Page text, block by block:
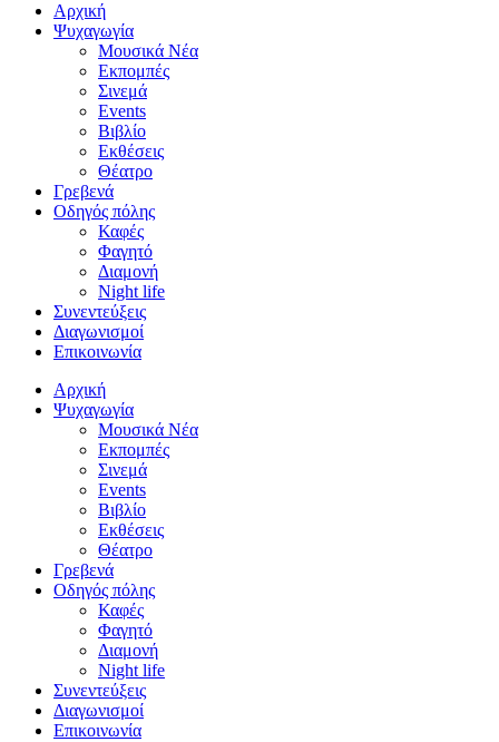
Αρχική
Ψυχαγωγία
Μουσικά Νέα
Εκπομπές
Σινεμά
Events
Βιβλίο
Εκθέσεις
Θέατρο
Γρεβενά
Οδηγός πόλης
Καφές
Φαγητό
Διαμονή
Night life
Συνεντεύξεις
Διαγωνισμοί
Επικοινωνία
Αρχική
Ψυχαγωγία
Μουσικά Νέα
Εκπομπές
Σινεμά
Events
Βιβλίο
Εκθέσεις
Θέατρο
Γρεβενά
Οδηγός πόλης
Καφές
Φαγητό
Διαμονή
Night life
Συνεντεύξεις
Διαγωνισμοί
Επικοινωνία